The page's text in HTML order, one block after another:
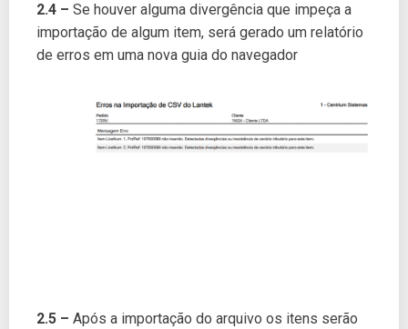
2.4 – Se houver alguma divergência que impeça a
importação de algum item, será gerado um relatório
de erros em uma nova guia do navegador
2.5 – Após a importação do arquivo os itens serão